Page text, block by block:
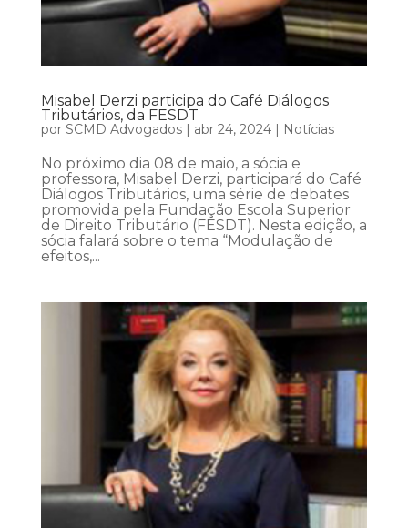
Misabel Derzi participa do Café Diálogos
Tributários, da FESDT
por SCMD Advogados| abr 24, 2024| Notícias
No próximo dia 08 de maio, a sócia e
professora, Misabel Derzi, participará do Café
Diálogos Tributários, uma série de debates
promovida pela Fundação Escola Superior
de Direito Tributário (FESDT). Nesta edição, a
sócia falará sobre o tema “Modulação de
efeitos,...